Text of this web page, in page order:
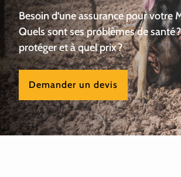
Besoin d’une assurance pour votre
Quels sont ses problèmes de santé
protéger et à quel prix ?
Demander un devis